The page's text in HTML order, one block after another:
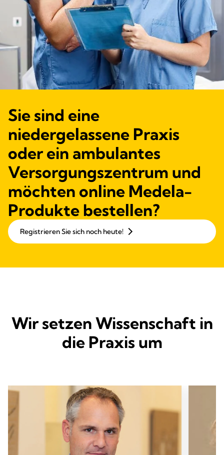
Sie sind eine
niedergelassene Praxis
oder ein ambulantes
Versorgungszentrum und
möchten online Medela-
Produkte bestellen?
Registrieren Sie sich noch heute!
Wir setzen Wissenschaft in
die Praxis um